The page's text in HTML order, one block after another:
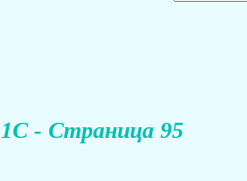
- Страница 95